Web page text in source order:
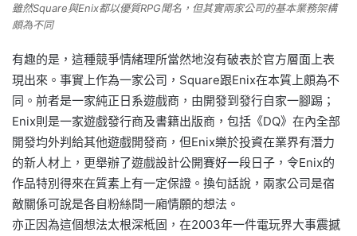
雖然Square與Enix都以優質RPG聞名，但其實兩家公司的基本業務架構
頗為不同
有趣的是，這種競爭情緒理所當然地沒有破表於官方層面上表
現出來。事實上作為一家公司，Square跟Enix在本質上頗為不
同。前者是一家純正日系遊戲商，由開發到發行自家一腳踢；
Enix則是一家遊戲發行商及書籍出版商，包括《DQ》在內全部
開發均外判給其他遊戲開發商，但Enix樂於投資在業界有潛力
的新人材上，更舉辦了遊戲設計公開賽好一段日子，令Enix的
作品特別得來在質素上有一定保證。換句話說，兩家公司是宿
敵關係可說是各自粉絲間一廂情願的想法。
亦正因為這個想法太根深柢固，在2003年一件電玩界大事震撼